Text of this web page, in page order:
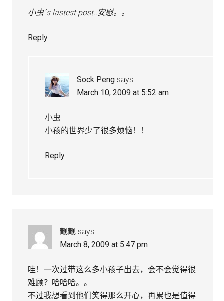
小虫´s lastest post..安慰。。
Reply
Sock Peng says
March 10, 2009 at 5:52 am
小虫
小孩的世界少了很多烦恼！！
Reply
靓靓 says
March 8, 2009 at 5:47 pm
哇！一次过带这么多小孩子出去，会不会觉得很
难顾？哈哈哈。。
不过我想看到他们笑得那么开心，再累也是值得